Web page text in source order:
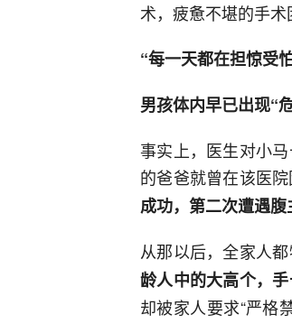
术，疲惫不堪的手术
“每一天都在担惊受
男孩体内早已出现“
事实上，医生对小
的爸爸就曾在该医
成功，第二次遭遇腹
从那以后，全家人
龄人中的大高个，
却被家人要求“严格